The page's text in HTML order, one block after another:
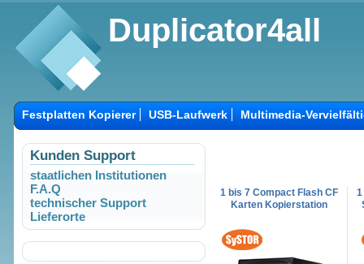
1 bis 7 Compact Flash CF
Karten Kopierstation
1
Kunden Support
staatlichen Institutionen
F.A.Q
technischer Support
Lieferorte
Festplatten Kopierer USB-Laufwerk Multimedia-
Duplicator4all